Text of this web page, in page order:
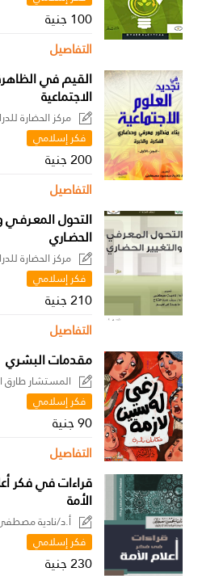
100 جنية
التفاصيل
القيم في
الاجتماعية
مركز الحضارة
السياسية
فكر إسلامي
200 جنية
التفاصيل
التحول المعـرفـي
الحضـاري
مركز الحضارة
السياسية
فكر إسلامي
210 جنية
التفاصيل
مقدمات البشري
المستشار طارق
فكر إسلامي
90 جنية
التفاصيل
قراءات في فكر
الأمة
أ.د/نادية
فكر إسلامي
230 جنية